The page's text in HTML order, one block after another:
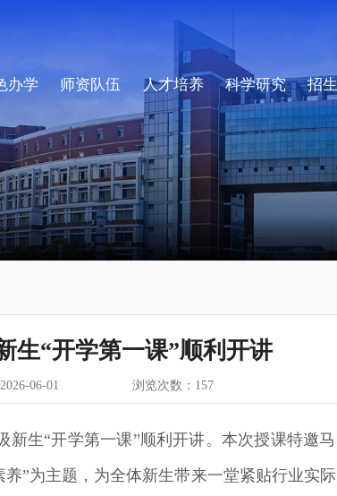
办学 师资队伍 人才培养 科学研究 招
生“开学第一课”顺利开讲
06-01 浏览次数： 157
新生“开学第一课”顺利开讲。本次授课特邀
”为主题，为全体新生带来一堂紧贴行业实